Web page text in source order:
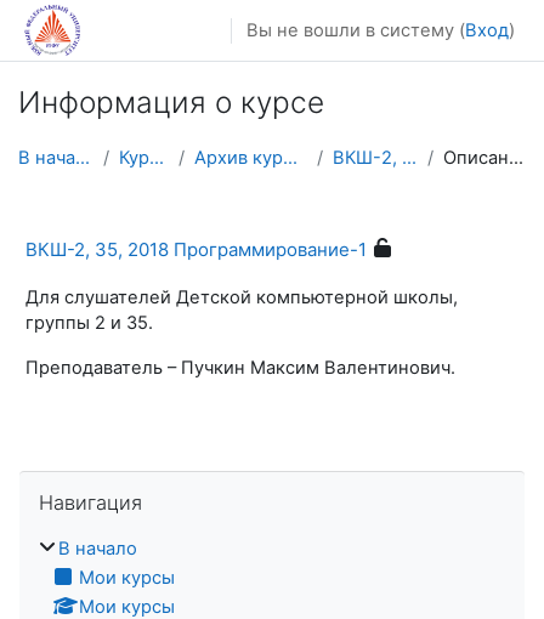
Перейти к основному содержанию
Вы не вошли в систему (Вход)
Информация о курсе
В начало Курсы Архив курсов ВКШ-2, 35 Описание
ВКШ-2, 35, 2018 Программирование-1
Для слушателей Детской компьютерной школы,
группы 2 и 35.
Преподаватель – Пучкин Максим Валентинович.
Навигация
В начало
Мои курсы
Мои курсы